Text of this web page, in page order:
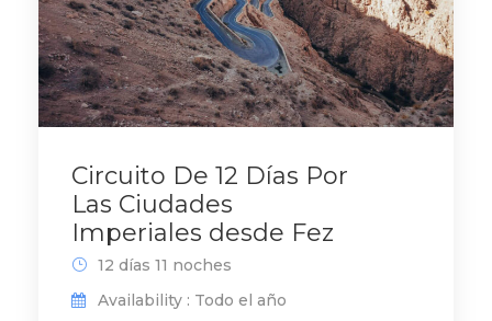
Circuito De 12 Días Por
Las Ciudades
Imperiales desde Fez
12 días 11 noches
Availability : Todo el año